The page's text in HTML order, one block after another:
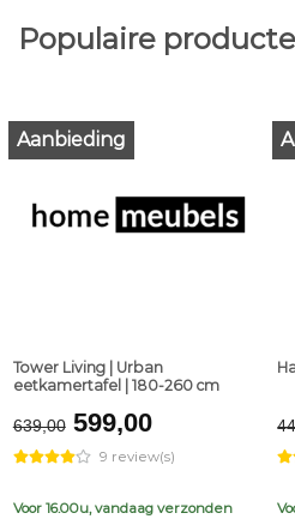
Populaire
Aanbieding
Tower Living | Urban
eetkamertafel | 180-260 cm
639,00 Original
price
was:
€639,00.
599,00Current
price
is:
€599,00.
9 review(s)
Voor 16.00u, vandaag verzonden